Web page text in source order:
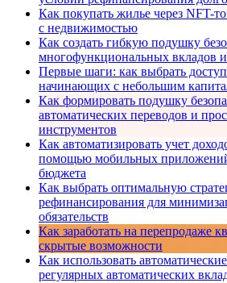
Как покупать жилье через NFT-
с недвижимостью
Как создать гибкую подушку
многофункциональных вкладов
Первые шаги: как выбрать
начинающих с небольшим
Как формировать подушку
автоматических переводов и
инструментов
Как автоматизировать учет
помощью мобильных
бюджета
Как выбрать оптимальную
рефинансирования для
обязательств
Как заработать на перепродаже
скрытые возможности
Как использовать
регулярных автоматических